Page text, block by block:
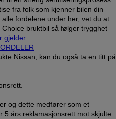
fra folk som kjenner bilen din
fordelene under her, vet du at
bruktbil så følger trygghet
gjelder.
Nissan, kan du også ta en titt på
og dette medfører som et
5 års reklamasjonsrett mot skjulte